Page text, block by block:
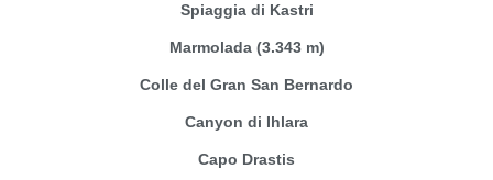
Spiaggia di Kastri
Marmolada (3.343 m)
Colle del Gran San Bernardo
Canyon di Ihlara
Capo Drastis